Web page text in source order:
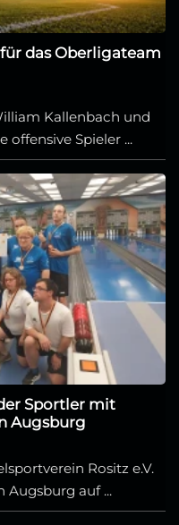
das Oberligateam
Kallenbach und
offensive Spieler ...
Sportler mit
Augsburg
Rositz e.V.
Augsburg auf ...